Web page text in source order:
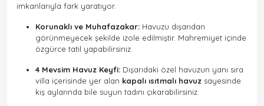
imkanlarıyla fark yaratıyor.
Korunaklı ve Muhafazakar: Havuzu dışarıdan
görünmeyecek şekilde izole edilmiştir. Mahremiyet içinde
özgürce tatil yapabilirsiniz.
4 Mevsim Havuz Keyfi: Dışarıdaki özel havuzun yanı sıra
villa içerisinde yer alan kapalı ısıtmalı havuz sayesinde
kış aylarında bile suyun tadını çıkarabilirsiniz.